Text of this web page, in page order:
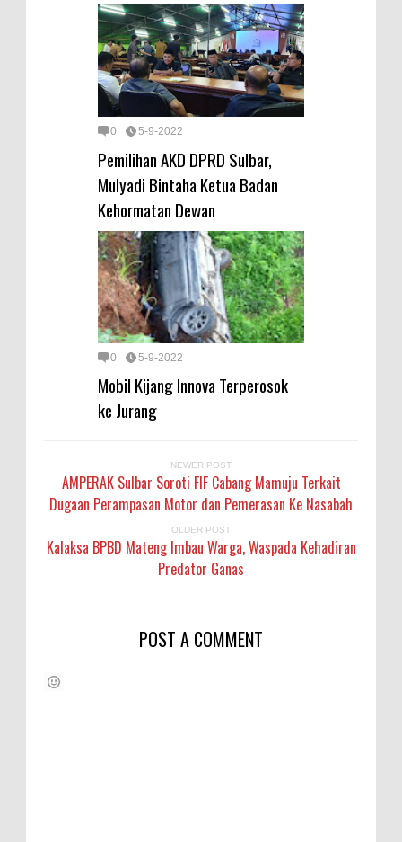
0 5-9-2022
Pemilihan AKD DPRD Sulbar,
Mulyadi Bintaha Ketua Badan
Kehormatan Dewan
0 5-9-2022
Mobil Kijang Innova Terperosok
ke Jurang
NEWER POST
AMPERAK Sulbar Soroti FIF Cabang Mamuju Terkait
Dugaan Perampasan Motor dan Pemerasan Ke Nasabah
OLDER POST
Kalaksa BPBD Mateng Imbau Warga, Waspada Kehadiran
Predator Ganas
POST A COMMENT